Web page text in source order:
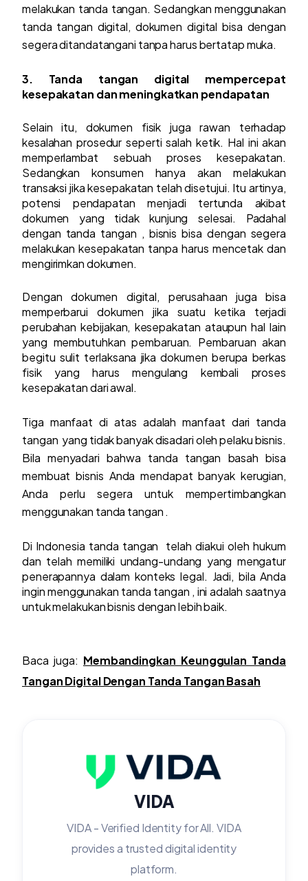
melakukan tanda tangan. Sedangkan menggunakan
tanda tangan digital, dokumen digital bisa dengan
segera ditandatangani tanpa harus bertatap muka.
3. Tanda tangan digital mempercepat
kesepakatan dan meningkatkan pendapatan
Selain itu, dokumen fisik juga rawan terhadap
kesalahan prosedur seperti salah ketik. Hal ini akan
memperlambat sebuah proses kesepakatan.
Sedangkan konsumen hanya akan melakukan
transaksi jika kesepakatan telah disetujui. Itu artinya,
potensi pendapatan menjadi tertunda akibat
dokumen yang tidak kunjung selesai. Padahal
dengan tanda tangan , bisnis bisa dengan segera
melakukan kesepakatan tanpa harus mencetak dan
mengirimkan dokumen.
Dengan dokumen digital, perusahaan juga bisa
memperbarui dokumen jika suatu ketika terjadi
perubahan kebijakan, kesepakatan ataupun hal lain
yang membutuhkan pembaruan. Pembaruan akan
begitu sulit terlaksana jika dokumen berupa berkas
fisik yang harus mengulang kembali proses
kesepakatan dari awal.
Tiga manfaat di atas adalah manfaat dari tanda
tangan yang tidak banyak disadari oleh pelaku bisnis.
Bila menyadari bahwa tanda tangan basah bisa
membuat bisnis Anda mendapat banyak kerugian,
Anda perlu segera untuk mempertimbangkan
menggunakan tanda tangan .
Di Indonesia tanda tangan telah diakui oleh hukum
dan telah memiliki undang-undang yang mengatur
penerapannya dalam konteks legal. Jadi, bila Anda
ingin menggunakan tanda tangan , ini adalah saatnya
untuk melakukan bisnis dengan lebih baik.
Baca juga: Membandingkan Keunggulan Tanda
Tangan Digital Dengan Tanda Tangan Basah
VIDA
VIDA - Verified Identity for All. VIDA
provides a trusted digital identity
platform.